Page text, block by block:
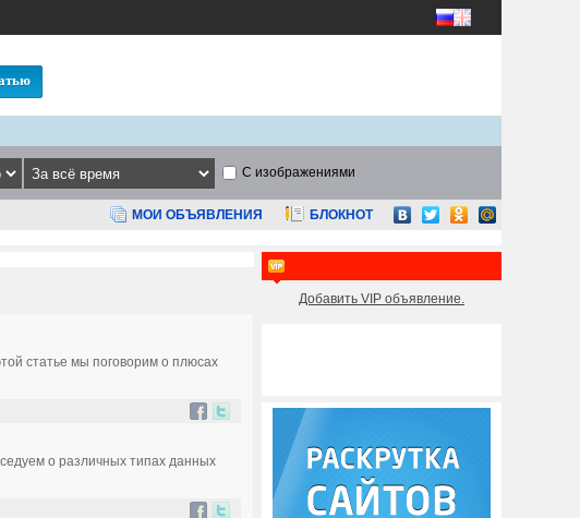
С изображениями
МОИ ОБЪЯВЛЕНИЯ БЛОКНОТ
статье мы поговорим о плюсах
о различных типах данных
Добавить VIP объявление.